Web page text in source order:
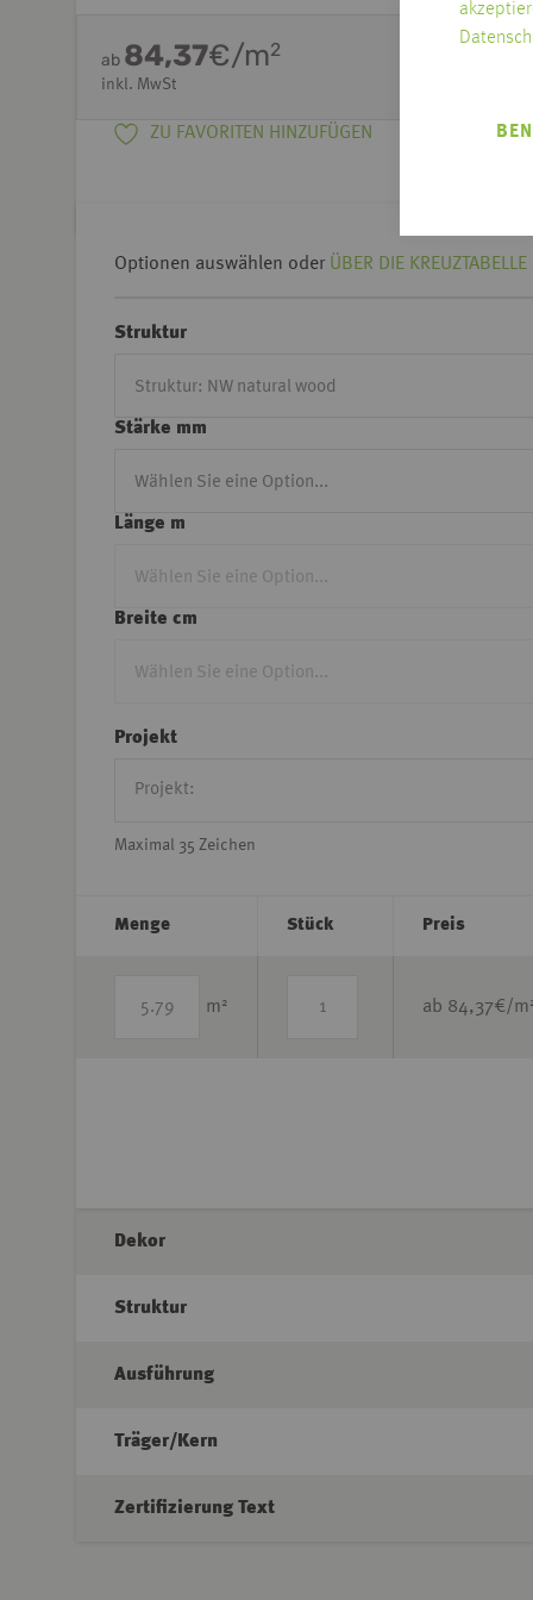
ab 84,37€/m2
inkl. MwSt
ZU FAVORITEN HINZUFÜGEN
Optionen auswählen oder ÜBER DIE
Struktur
Stärke mm
Länge m
Breite cm
Projekt
Maximal 35 Zeichen
Menge
m 2
Stück Preis
ab 84,37€/m
Dekor
Struktur
Ausführung
Träger/Kern
Zertifizierung Text